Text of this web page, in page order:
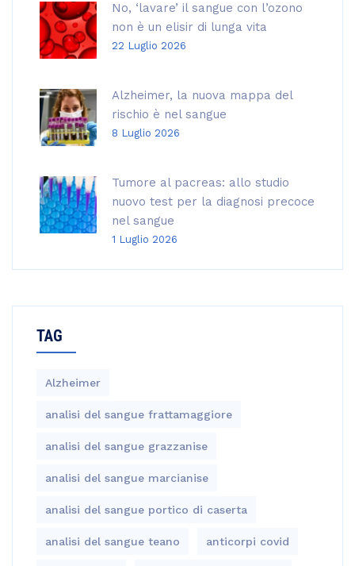
No, ‘lavare’ il sangue con l’ozono
non è un elisir di lunga vita
22 Luglio 2026
Alzheimer, la nuova mappa del
rischio è nel sangue
8 Luglio 2026
Tumore al pacreas: allo studio
nuovo test per la diagnosi precoce
nel sangue
1 Luglio 2026
TAG
Alzheimer
analisi del sangue frattamaggiore
analisi del sangue grazzanise
analisi del sangue marcianise
analisi del sangue portico di caserta
analisi del sangue teano anticorpi covid